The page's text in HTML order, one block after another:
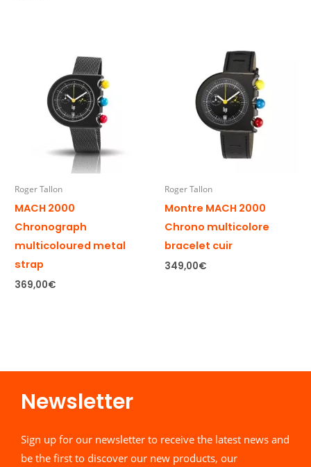
Roger Tallon
MACH 2000
Chronograph
multicoloured metal
strap
369,00€
Roger Tallon
Montre MACH 2000
Chrono multicolore
bracelet cuir
349,00€
Newsletter​
Sign up for our newsletter to receive the latest news and
be the first to discover our new products, our